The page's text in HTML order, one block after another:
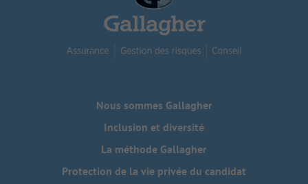
Nous sommes Gallagher
Inclusion et diversité
La méthode Gallagher
Protection de la vie privée du candidat